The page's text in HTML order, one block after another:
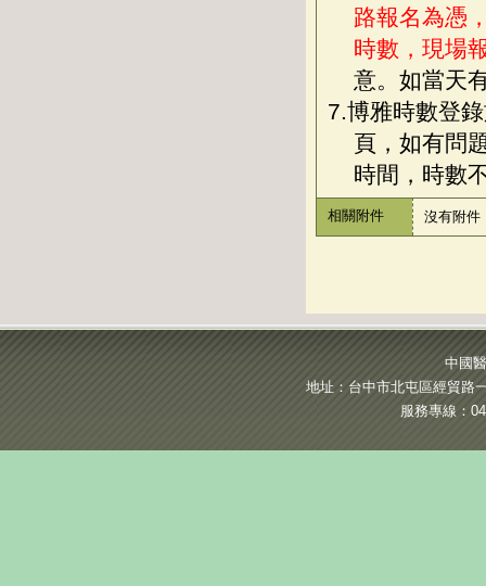
路報名為憑
時數，現場
意。如當天
7.博雅時數登
頁，如有問
時間，時數
相關附件 沒有附件
中國
地址：台中市北屯區經貿路
服務專線：